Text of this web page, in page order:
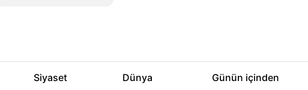
Siyaset Dünya Günün içinden